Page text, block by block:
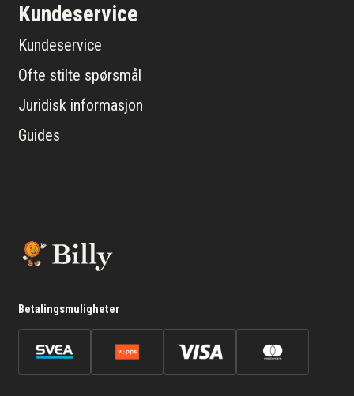
Kundeservice
Kundeservice
Ofte stilte spørsmål
Juridisk informasjon
Guides
Betalingsmuligheter